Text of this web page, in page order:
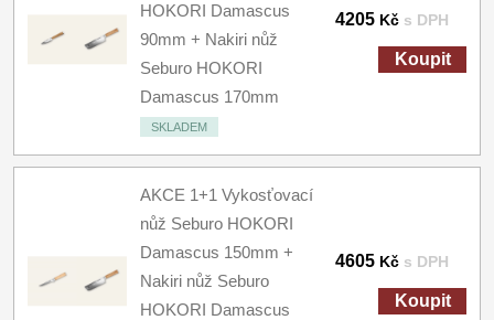
HOKORI Damascus
90mm + Nakiri nůž
Seburo HOKORI
Damascus 170mm
SKLADEM
4205 Kč s DPH
Koupit
AKCE 1+1 Vykosťovací
nůž Seburo HOKORI
Damascus 150mm +
Nakiri nůž Seburo
HOKORI Damascus
4605 Kč s DPH
Koupit